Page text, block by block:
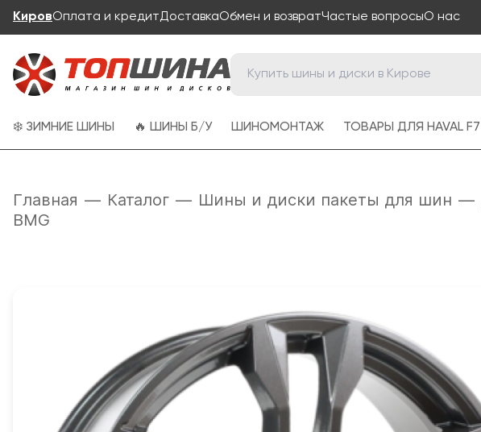
КировОплата и кредитДоставкаОбмен и возвратЧастые вопросыО нас
❄️ ЗИМНИЕ ШИНЫ 🔥 ШИНЫ Б/У ШИНОМОНТАЖ ТОВАРЫ ДЛЯ HAVAL F7
Главная — Каталог — Шины и диски пакеты для шин —
BMG